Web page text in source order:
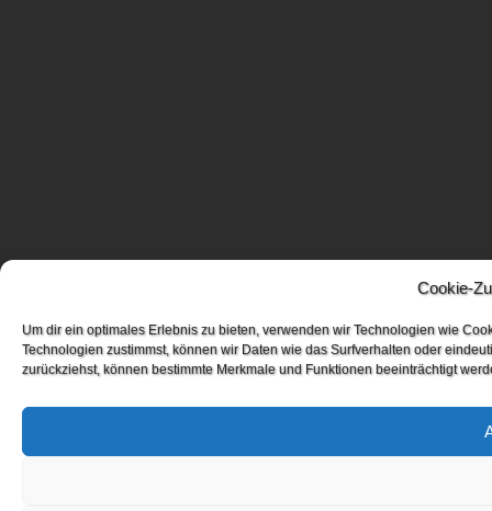
Cookie-
Um dir ein optimales Erlebnis zu bieten, verwenden wir Technologien wie
Technologien zustimmst, können wir Daten wie das Surfverhalten oder
zurückziehst, können bestimmte Merkmale und Funktionen beeinträchtigt